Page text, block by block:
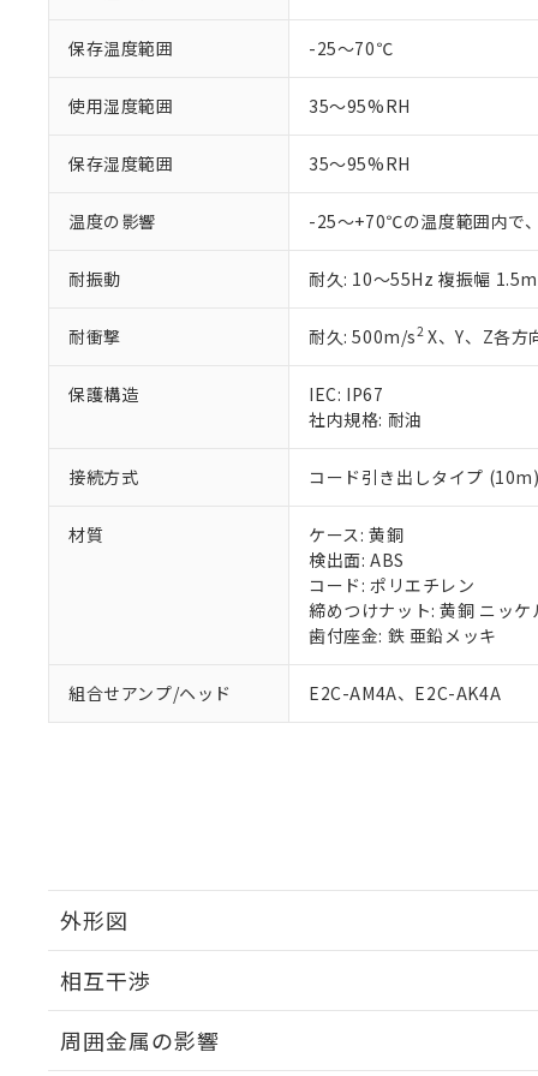
保存温度範囲 -25～70℃
使用湿度範囲 35～95%RH
保存湿度範囲 35～95%RH
温度の影響 -25～+70℃の温度範囲内で
耐振動 耐久: 10～55Hz 複振幅
耐衝撃 耐久: 500m/s2X、Y、Z各方
保護構造
IEC: IP67
社内規格: 耐油
接続方式 コード引き出しタイプ (10m)
材質
ケース: 黄銅
検出面: ABS
コード: ポリエチレン
締めつけナット: 黄銅 ニッケ
歯付座金: 鉄 亜鉛メッキ
組合せアンプ/ヘッド E2C-AM4A、E2C-AK4A
外形図
相互干渉
周囲金属の影響
ご利用条件
以下の条件をお読
本サービス
当社制御機
在庫状況お
のであり、
い。
正式な納期
オムロン制御
在庫状況お
ている必要
お客様が当
調査・確認中：
非該当品：ライセ
鉛(Pb) 1000ppm以下、
フタル酸ビス(2-エチル
ル（DBP） 1000ppm以
但し、RoHS指令で産
フタル酸エステル類の
※2 対応予定月
部品在庫の切り替
※3 非含有証明
下記の非含有証明
EU RoHS指令（10
51物質の非含有証
※本証明書は発行
また、RoHS指令
既に当社にて対応
り割愛しておりま
※1 中国
「○」：最大均質
「×」：最大均質
「－」：未確認で
*中国RoHS10物質の基
Pb(鉛) :1000ppm、
Cr(Ⅵ)(六価クロム) :
DEHP(フタル酸ビス(2-
※2 環境保護使
「10」：通常の使
味します。
「－」：未確認で
などの必要
当社は規制
ます。
当社は貴社
また当社は
たしません。
△
白